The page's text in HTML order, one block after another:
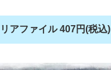
アファイル 407円(税込)